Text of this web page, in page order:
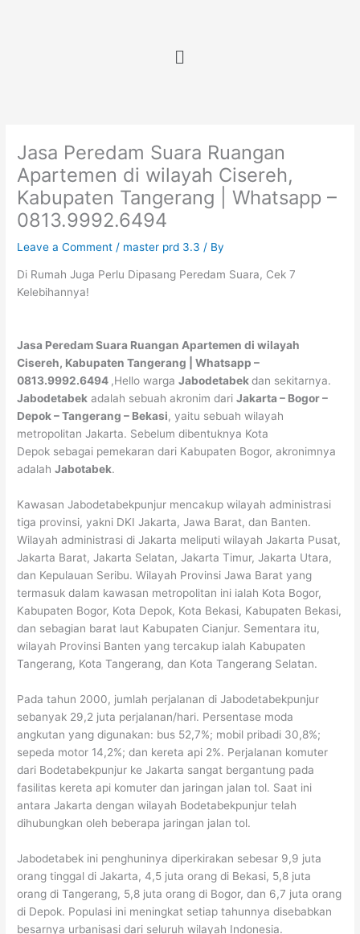
Menu
Jasa Peredam Suara Ruangan
Apartemen di wilayah Cisereh,
Kabupaten Tangerang | Whatsapp –
0813.9992.6494
Leave a Comment / master prd 3.3 / By
Di Rumah Juga Perlu Dipasang Peredam Suara, Cek 7
Kelebihannya!
Jasa Peredam Suara Ruangan Apartemen di wilayah
Cisereh, Kabupaten Tangerang | Whatsapp –
0813.9992.6494 ,Hello wargaJabodetabekdan sekitarnya.
Jabodetabek adalah sebuah akronim dariJakarta – Bogor –
Depok – Tangerang – Bekasi, yaitu sebuah wilayah
metropolitan Jakarta. Sebelum dibentuknya Kota
Depok sebagai pemekaran dari Kabupaten Bogor, akronimnya
adalahJabotabek.
Kawasan Jabodetabekpunjur mencakup wilayah administrasi
tiga provinsi, yakni DKI Jakarta, Jawa Barat, dan Banten.
Wilayah administrasi di Jakarta meliputi wilayah Jakarta Pusat,
Jakarta Barat, Jakarta Selatan, Jakarta Timur, Jakarta Utara,
dan Kepulauan Seribu. Wilayah Provinsi Jawa Barat yang
termasuk dalam kawasan metropolitan ini ialah Kota Bogor,
Kabupaten Bogor, Kota Depok, Kota Bekasi, Kabupaten Bekasi,
dan sebagian barat laut Kabupaten Cianjur. Sementara itu,
wilayah Provinsi Banten yang tercakup ialah Kabupaten
Tangerang, Kota Tangerang, dan Kota Tangerang Selatan.
Pada tahun 2000, jumlah perjalanan di Jabodetabekpunjur
sebanyak 29,2 juta perjalanan/hari. Persentase moda
angkutan yang digunakan: bus 52,7%; mobil pribadi 30,8%;
sepeda motor 14,2%; dan kereta api 2%. Perjalanan komuter
dari Bodetabekpunjur ke Jakarta sangat bergantung pada
fasilitas kereta api komuter dan jaringan jalan tol. Saat ini
antara Jakarta dengan wilayah Bodetabekpunjur telah
dihubungkan oleh beberapa jaringan jalan tol.
Jabodetabek ini penghuninya diperkirakan sebesar 9,9 juta
orang tinggal di Jakarta, 4,5 juta orang di Bekasi, 5,8 juta
orang di Tangerang, 5,8 juta orang di Bogor, dan 6,7 juta orang
di Depok. Populasi ini meningkat setiap tahunnya disebabkan
besarnya urbanisasi dari seluruh wilayah Indonesia.